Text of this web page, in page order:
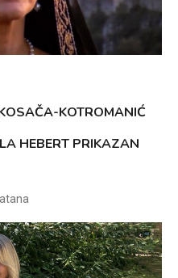
KOTROMANIĆ
HEBERT PRIKAZAN